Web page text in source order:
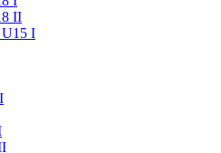
II
U15 I